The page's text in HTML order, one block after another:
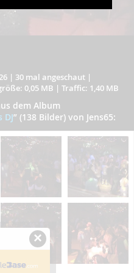
| 30 mal angeschaut|
0,05 MB | Traffic: 1,40 MB
dem Album
DJ” (138 Bilder) von Jens65:
×